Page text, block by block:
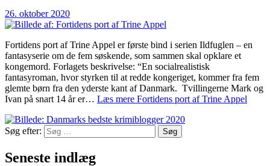
26. oktober 2020
Fortidens port af Trine Appel er første bind i serien Ildfuglen – en
fantasyserie om de fem søskende, som sammen skal opklare et
kongemord. Forlagets beskrivelse: “En socialrealistisk
fantasyroman, hvor styrken til at redde kongeriget, kommer fra fem
glemte børn fra den yderste kant af Danmark. Tvillingerne Mark og
Ivan på snart 14 år er… Læs mere Fortidens port af Trine Appel
Søg efter:
Seneste indlæg